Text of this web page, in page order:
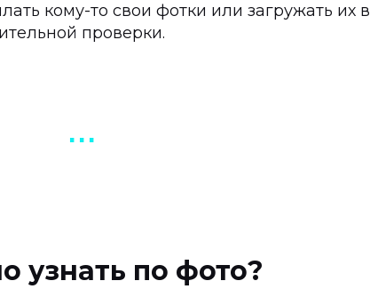
кому-то свои фотки или загружать их в
проверки.
▪︎ ▪︎ ▪︎
узнать по фото?